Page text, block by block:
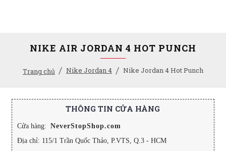
Trang chủ Nike Jordan 4 Nike Jordan 4 Hot Punch
NIKE AIR JORDAN 4 HOT PUNCH
THÔNG TIN CỬA HÀNG
Cửa hàng: NeverStopShop.com
Địa chỉ: 115/1 Trần Quốc Thảo, P.VTS, Q.3 - HCM